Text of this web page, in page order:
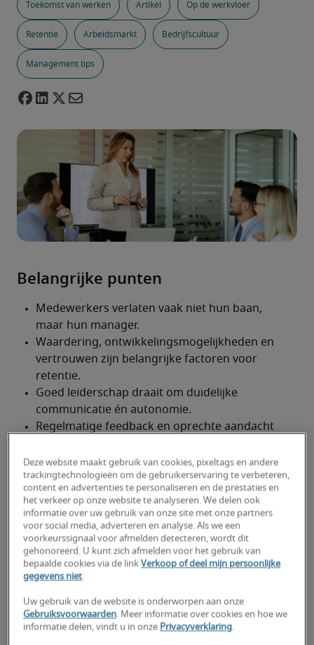
Toekomst van werken Artikel Op de werkvloer
Retentie Arbeidsmarkt Bedrijfscultuur
Management tips
Belangrijke punten
In een arbeidsmarkt waarin talent schaars
blijft, is het behouden van goede medewerkers
minstens zo belangrijk als het aantrekken
ervan. Toch richten organisaties zich vaak
vooral op recruitment, terwijl retentie minstens
evenveel aandacht verdient. Onderzoek laat al
jaren zien dat de relatie met de leidinggevende
Deze website maakt gebruik van cookies, pixeltags en andere
trackingtechnologieën om de gebruikerservaring te verbeteren,
content en advertenties te personaliseren en de prestaties en
het verkeer op onze website te analyseren. We delen ook
informatie over uw gebruik van onze site met onze partners
voor social media, adverteren en analyse. Als we een
voorkeurssignaal voor afmelden detecteren, wordt dit
gehonoreerd. U kunt zich afmelden voor het gebruik van
bepaalde cookies via de linkVerkoop of deel mijn persoonlijke
gegevens niet.
Uw gebruik van de website is onderworpen aan onze
Gebruiksvoorwaarden. Meer informatie over cookies en hoe we
informatie delen, vindt u in onze Privacyverklaring.